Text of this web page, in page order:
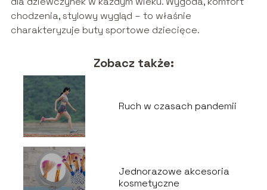
chodzenia, stylowy wygląd – to właśnie
charakteryzuje buty sportowe dziecięce.
Zobacz także:
Ruch w czasach pandemii
Jednorazowe akcesoria
kosmetyczne